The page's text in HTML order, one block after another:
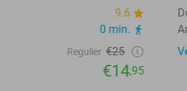
9.6
0 min.
Regulier €25
€14,95